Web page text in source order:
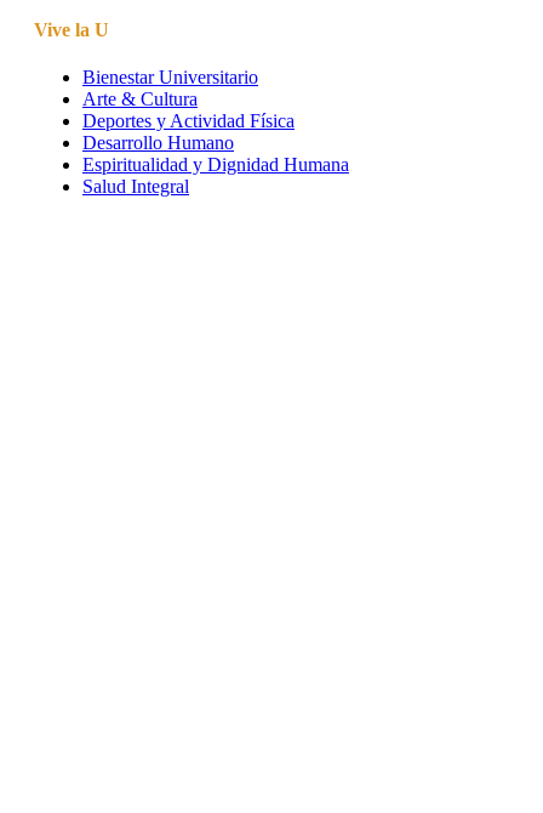
Vive la U
Bienestar Universitario
Arte & Cultura
Deportes y Actividad Física
Desarrollo Humano
Espiritualidad y Dignidad Humana
Salud Integral